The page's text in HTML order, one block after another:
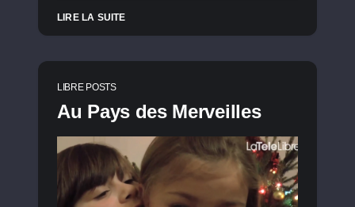
LIRE LA SUITE
LIBRE POSTS
Au Pays des Merveilles